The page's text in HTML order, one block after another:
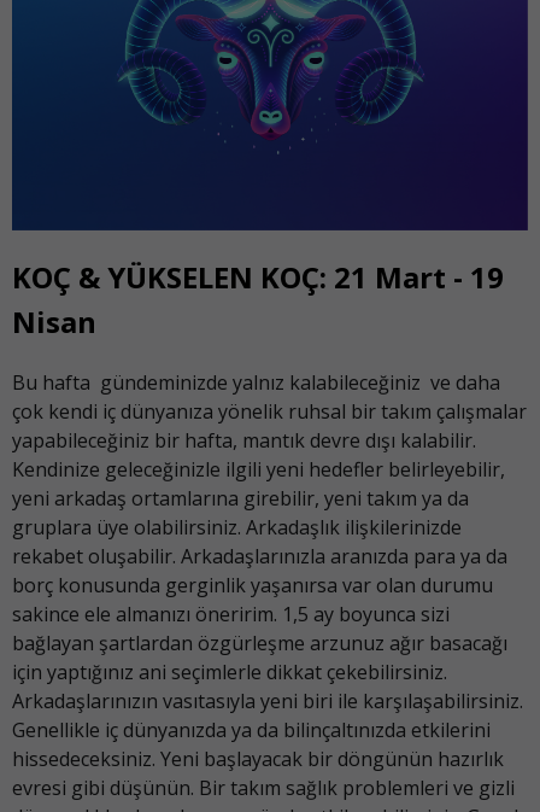
KOÇ & YÜKSELEN KOÇ: 21 Mart - 19
Nisan
Bu hafta gündeminizde yalnız kalabileceğiniz ve daha
çok kendi iç dünyanıza yönelik ruhsal bir takım çalışmalar
yapabileceğiniz bir hafta, mantık devre dışı kalabilir.
Kendinize geleceğinizle ilgili yeni hedefler belirleyebilir,
yeni arkadaş ortamlarına girebilir, yeni takım ya da
gruplara üye olabilirsiniz. Arkadaşlık ilişkilerinizde
rekabet oluşabilir. Arkadaşlarınızla aranızda para ya da
borç konusunda gerginlik yaşanırsa var olan durumu
sakince ele almanızı öneririm. 1,5 ay boyunca sizi
bağlayan şartlardan özgürleşme arzunuz ağır basacağı
için yaptığınız ani seçimlerle dikkat çekebilirsiniz.
Arkadaşlarınızın vasıtasıyla yeni biri ile karşılaşabilirsiniz.
Genellikle iç dünyanızda ya da bilinçaltınızda etkilerini
hissedeceksiniz. Yeni başlayacak bir döngünün hazırlık
evresi gibi düşünün. Bir takım sağlık problemleri ve gizli